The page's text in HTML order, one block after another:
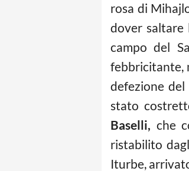
rosa di
dover saltare
campo del
febbricitante,
defezione del
stato
Baselli, che
ristabilito
Iturbe,